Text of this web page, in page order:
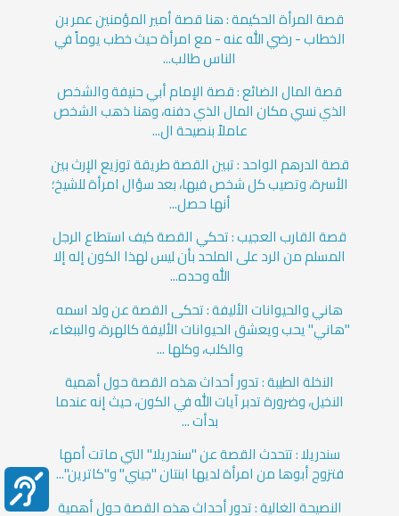
قصة المرأة الحكيمة : هنا قصة أمير المؤمنين عمر بن
الخطاب - رضي الله عنه - مع امرأة حيث خطب يوماً في
الناس طالب...
قصة المال الضائع : قصة الإمام أبي حنيفة والشخص
الذي نسي مكان المال الذي دفنه، وهنا ذهب الشخص
عاملاً بنصيحة ال...
قصة الدرهم الواحد : تبين القصة طريقة توزيع الإرث بين
الأسرة، وتصيب كل شخص فيها، بعد سؤال امرأة للشيخ؛
أنها حصل...
قصة القارب العجيب : تحكي القصة كيف استطاع الرجل
المسلم من الرد على الملحد بأن ليس لهذا الكون إله إلا
الله وحده...
هاني والحيوانات الأليفة : تحكى القصة عن ولد اسمه
"هاني" يحب ويعشق الحيوانات الأليفة كالهرة، والببغاء،
والكلب، وكلها ...
النخلة الطيبة : تدور أحداث هذه القصة حول أهمية
النخيل، وضرورة تدبر آيات الله في الكون، حيث إنه عندما
بدأت ...
سندريلا : تتحدث القصة عن "سندريلا" التي ماتت أمها
فتزوج أبوها من امرأة لديها ابنتان "جيني" و"كاترين"...
النصيحة الغالية : تدور أحداث هذه القصة حول أهمية